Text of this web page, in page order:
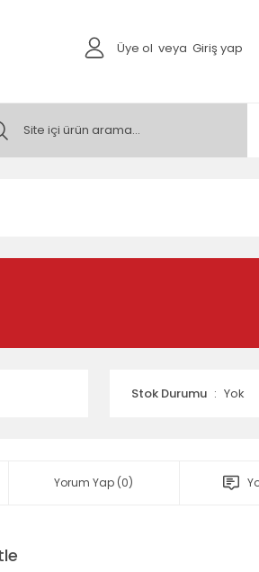
Üye ol veya Giriş yap
Stok Durumu Yok
Yorum Yap (0)